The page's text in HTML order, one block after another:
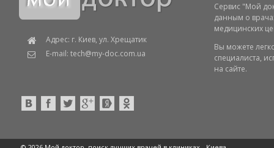
Адрес: г. Киев, ул. Хрещатик
E-mail: tech@my-doc.com.ua
Сервис "Мой
данным о
медицинских
Вы можете
специалиста,
на сайте.